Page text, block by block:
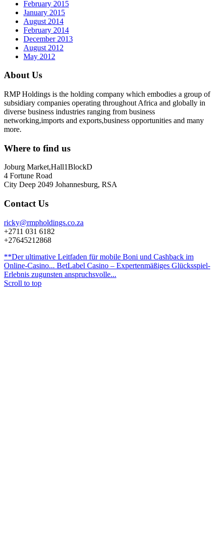
February 2015
January 2015
August 2014
February 2014
December 2013
August 2012
May 2012
About Us
RMP Holdings is the holding company which embodies a group of
subsidiary companies operating throughout Africa and globally in
diverse business industries ranging from business
networking,imports and exports,business opportunities and many
more.
Where to find us
Joburg Market,Hall1BlockD
4 Fortune Road
City Deep 2049 Johannesburg, RSA
Contact Us
ricky@rmpholdings.co.za
+2711 031 6182
+27645212868
**Der ultimative Leitfaden für mobile Boni und Cashback im
Online‑Casino... BetLabel Casino – Expertenmäßiges Glücksspiel-
Erlebnis zugunsten anspruchsvolle...
Scroll to top